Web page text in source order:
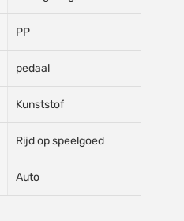
PP
pedaal
Kunststof
Rijd op speelgoed
Auto